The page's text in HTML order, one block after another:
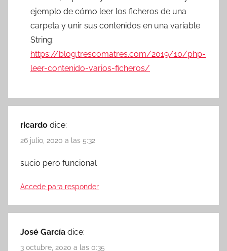
ejemplo de cómo leer los ficheros de una
carpeta y unir sus contenidos en una variable
String:
https://blog.trescomatres.com/2019/10/php-
leer-contenido-varios-ficheros/
ricardo dice:
26 julio, 2020 a las 5:32
sucio pero funcional
Accede para responder
José García dice:
3 octubre, 2020 a las 0:35